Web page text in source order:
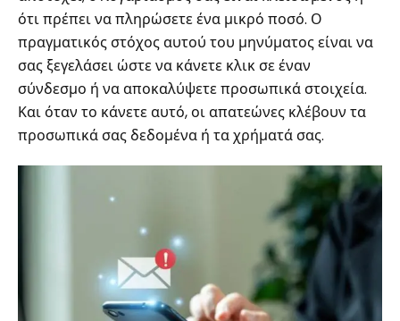
ότι πρέπει να πληρώσετε ένα μικρό ποσό. Ο
πραγματικός στόχος αυτού του μηνύματος είναι να
σας ξεγελάσει ώστε να κάνετε κλικ σε έναν
σύνδεσμο ή να αποκαλύψετε προσωπικά στοιχεία.
Και όταν το κάνετε αυτό, οι απατεώνες κλέβουν τα
προσωπικά σας δεδομένα ή τα χρήματά σας.